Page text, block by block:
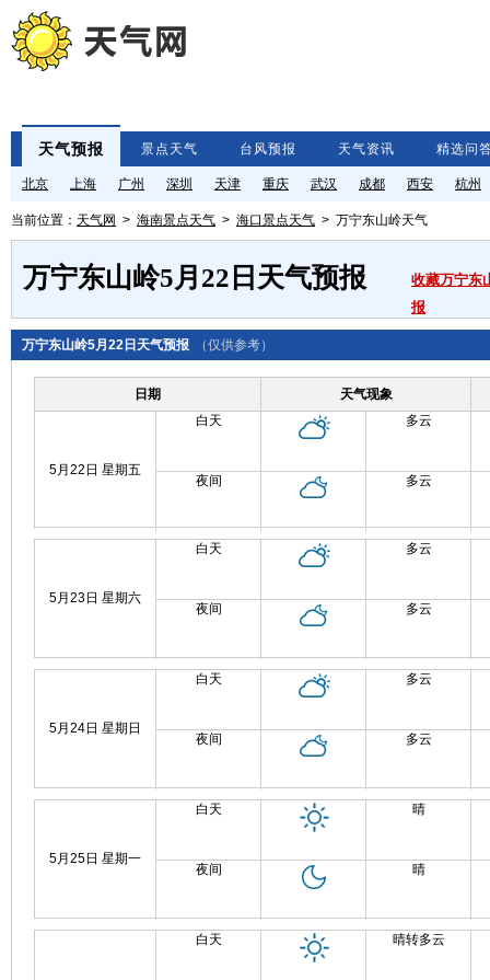
天气预报 景点天气 台风预报 天气资讯 精选问
北京 上海 广州 深圳 天津 重庆 武汉 成都 西安 杭州
当前位置： 天气网 > 海南景点天气 > 海口景点天气 > 万宁东山岭天气
万宁东山岭5月22日天气预报
收藏万宁东
报
万宁东山岭5月22日天气预报 （仅供参考）
日期 天气现象
5月22日 星期五
白天 多云
夜间 多云
5月23日 星期六
白天 多云
夜间 多云
5月24日 星期日
白天 多云
夜间 多云
5月25日 星期一
白天 晴
夜间 晴
白天 晴转多云